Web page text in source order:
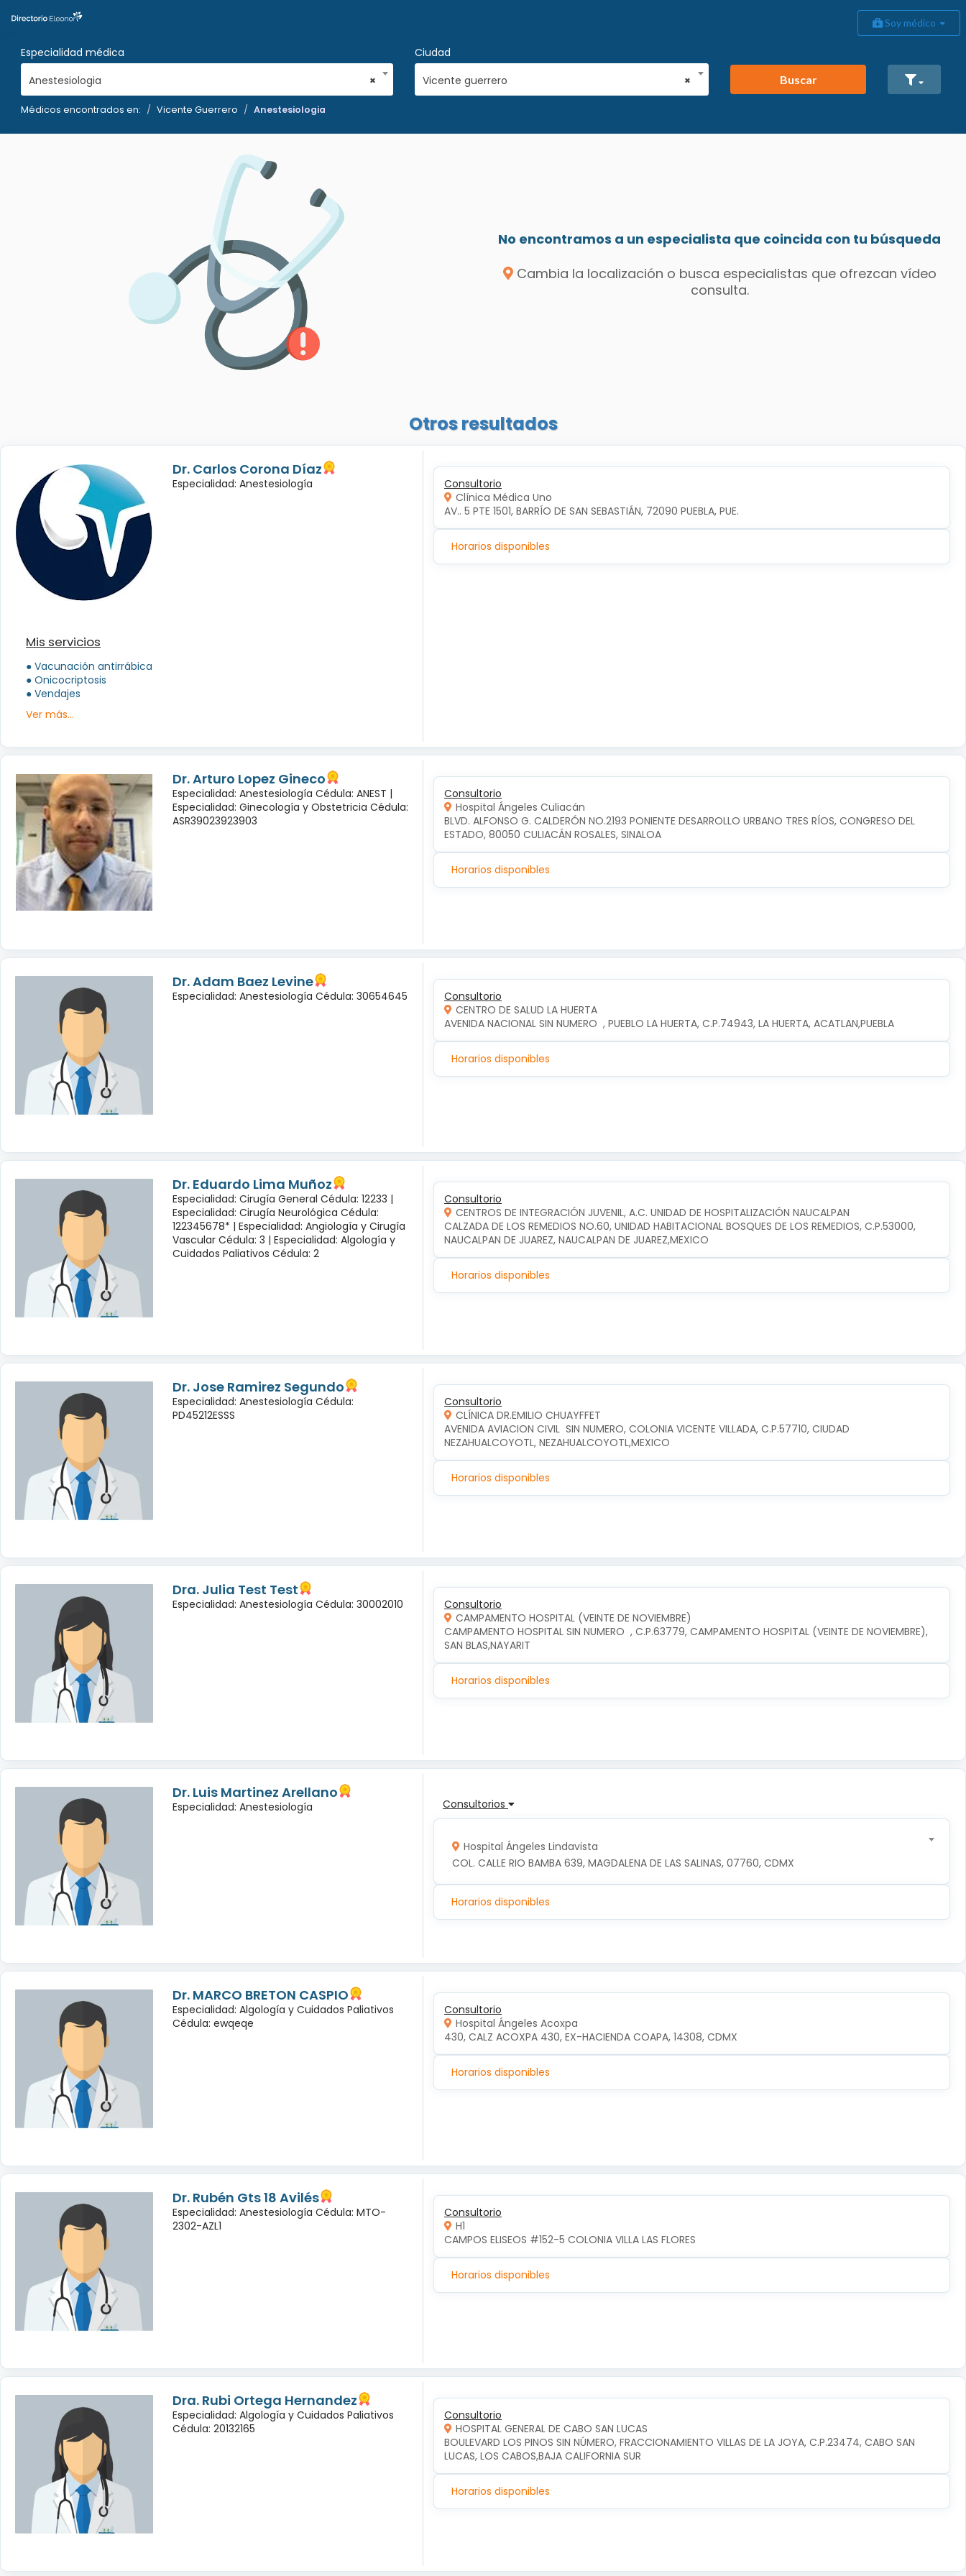
Soy médico
Especialidad médica
×
Anestesiologia
Ciudad
×
Vicente guerrero Buscar
Médicos encontrados en: Vicente Guerrero Anestesiologia
No encontramos a un especialista que coincida con tu búsqueda
Cambia la localización o busca especialistas que ofrezcan vídeo
consulta.
Otros resultados
Dr. Carlos Corona Díaz
Especialidad: Anestesiología
Mis servicios
● Vacunación antirrábica
● Onicocriptosis
● Vendajes
Ver más...
Consultorio
Clínica Médica Uno
AV.. 5 PTE 1501, BARRÍO DE SAN SEBASTIÁN, 72090 PUEBLA, PUE.
Horarios disponibles
Dr. Arturo Lopez Gineco
Especialidad: Anestesiología Cédula: ANEST |
Especialidad: Ginecología y Obstetricia Cédula:
ASR39023923903
Consultorio
Hospital Ángeles Culiacán
BLVD. ALFONSO G. CALDERÓN NO.2193 PONIENTE DESARROLLO URBANO TRES RÍOS, CONGRESO DEL
ESTADO, 80050 CULIACÁN ROSALES, SINALOA
Horarios disponibles
Dr. Adam Baez Levine
Especialidad: Anestesiología Cédula: 30654645
Consultorio
CENTRO DE SALUD LA HUERTA
AVENIDA NACIONAL SIN NUMERO  , PUEBLO LA HUERTA, C.P.74943, LA HUERTA, ACATLAN,PUEBLA
Horarios disponibles
Dr. Eduardo Lima Muñoz
Especialidad: Cirugía General Cédula: 12233 |
Especialidad: Cirugía Neurológica Cédula:
122345678* | Especialidad: Angiología y Cirugía
Vascular Cédula: 3 | Especialidad: Algología y
Cuidados Paliativos Cédula: 2
Consultorio
CENTROS DE INTEGRACIÓN JUVENIL, A.C. UNIDAD DE HOSPITALIZACIÓN NAUCALPAN
CALZADA DE LOS REMEDIOS NO.60, UNIDAD HABITACIONAL BOSQUES DE LOS REMEDIOS, C.P.53000,
NAUCALPAN DE JUAREZ, NAUCALPAN DE JUAREZ,MEXICO
Horarios disponibles
Dr. Jose Ramirez Segundo
Especialidad: Anestesiología Cédula:
PD45212ESSS
Consultorio
CLÍNICA DR.EMILIO CHUAYFFET
AVENIDA AVIACION CIVIL  SIN NUMERO, COLONIA VICENTE VILLADA, C.P.57710, CIUDAD
NEZAHUALCOYOTL, NEZAHUALCOYOTL,MEXICO
Horarios disponibles
Dra. Julia Test Test
Especialidad: Anestesiología Cédula: 30002010
Consultorio
CAMPAMENTO HOSPITAL (VEINTE DE NOVIEMBRE)
CAMPAMENTO HOSPITAL SIN NUMERO  , C.P.63779, CAMPAMENTO HOSPITAL (VEINTE DE NOVIEMBRE),
SAN BLAS,NAYARIT
Horarios disponibles
Dr. Luis Martinez Arellano
Especialidad: Anestesiología Consultorios
Hospital Ángeles Lindavista
COL. CALLE RIO BAMBA 639, MAGDALENA DE LAS SALINAS, 07760, CDMX
Horarios disponibles
Dr. MARCO BRETON CASPIO
Especialidad: Algología y Cuidados Paliativos
Cédula: ewqeqe
Consultorio
Hospital Ángeles Acoxpa
430, CALZ ACOXPA 430, EX-HACIENDA COAPA, 14308, CDMX
Horarios disponibles
Dr. Rubén Gts 18 Avilés
Especialidad: Anestesiología Cédula: MTO-
2302-AZL1
Consultorio
H1
CAMPOS ELISEOS #152-5 COLONIA VILLA LAS FLORES
Horarios disponibles
Dra. Rubi Ortega Hernandez
Especialidad: Algología y Cuidados Paliativos
Cédula: 20132165
Consultorio
HOSPITAL GENERAL DE CABO SAN LUCAS
BOULEVARD LOS PINOS SIN NÚMERO, FRACCIONAMIENTO VILLAS DE LA JOYA, C.P.23474, CABO SAN
LUCAS, LOS CABOS,BAJA CALIFORNIA SUR
Horarios disponibles